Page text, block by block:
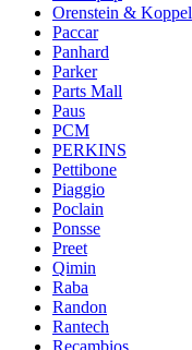
Orenstein & Koppel
Paccar
Panhard
Parker
Parts Mall
Paus
PCM
PERKINS
Pettibone
Piaggio
Poclain
Ponsse
Preet
Qimin
Raba
Randon
Rantech
Recambios